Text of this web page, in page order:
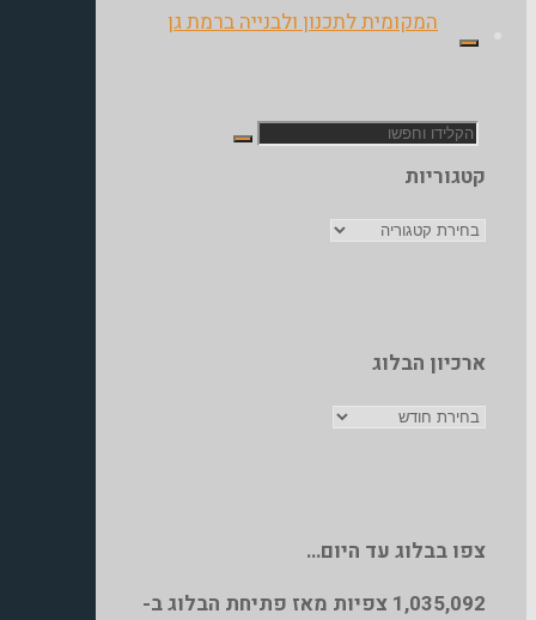
חפש
את:
המקומית לתכנון ולבנייה ברמת גן
קטגוריות
קטגוריות
ארכיון הבלוג
ארכיון
צפו בבלוג עד היום…
1,035,092 צפיות מאז פתיחת הבלוג ב-